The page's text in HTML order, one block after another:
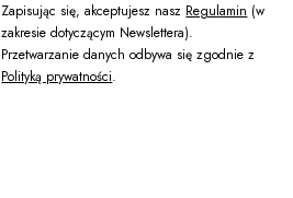
Zapisując się, akceptujesz nasz Regulamin (w
zakresie dotyczącym Newslettera).
Przetwarzanie danych odbywa się zgodnie z
Polityką prywatności.